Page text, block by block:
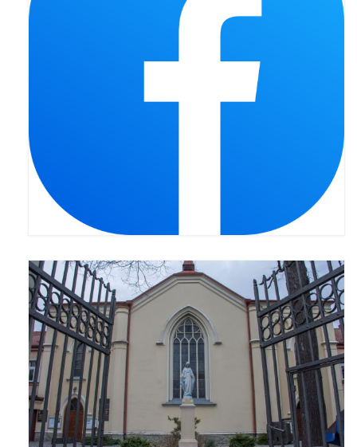
Bierzmowanie 24.10.2022r.
Złoty Jubileusz
Pasterka 2021
Odpust 2021
Kościół Stacyjny Wielkiego Postu 2021
Pierwsza Komunia Święta
Pierwsza Komunia Święta – Grupa 1
Pierwsza Komunia Święta – Grupa 2
Pierwsza Komunia Święta – Grupa 3